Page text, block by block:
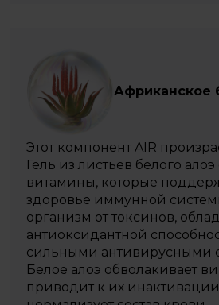
Африканское
Этот компонент AIR
Гель из листьев белого
витамины, которые
здоровье иммунной
организм от токсинов,
антиоксидантной
сильными антивирусными
Белое алоэ обволакивает
приводит к их